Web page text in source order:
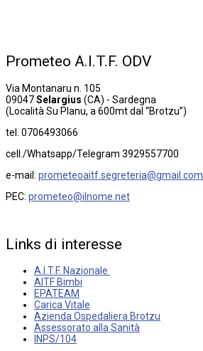
Prometeo A.I.T.F. ODV
Via Montanaru n. 105
09047Selargius (CA) - Sardegna
(Località Su Planu, a 600mt dal “Brotzu”)
tel. 0706493066
cell./Whatsapp/Telegram 3929557700
e-mail: prometeoaitf.segreteria@gmail.com
PEC: prometeo@ilnome.net
Links di interesse
A.I.T.F. Nazionale
AITF Bimbi
EPATEAM
Carica Vitale
Azienda Ospedaliera Brotzu
Assessorato alla Sanità
INPS/104